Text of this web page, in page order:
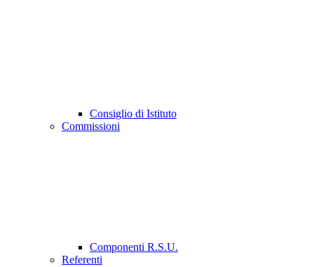
Consiglio di Istituto
Commissioni
Componenti R.S.U.
Referenti